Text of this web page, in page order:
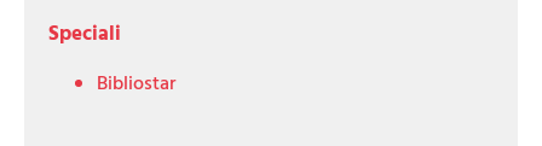
Speciali
Bibliostar